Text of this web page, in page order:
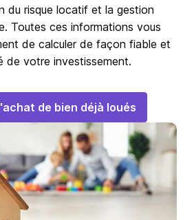
du risque locatif et la gestion
Toutes ces informations vous
de calculer de façon fiable et
de votre investissement.
de bien déjà loués